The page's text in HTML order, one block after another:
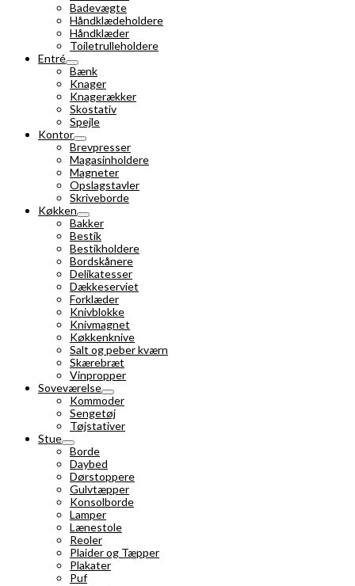
Badevægte
Håndklædeholdere
Håndklæder
Toiletrulleholdere
Entré
Bænk
Knager
Knagerækker
Skostativ
Spejle
Kontor
Brevpresser
Magasinholdere
Magneter
Opslagstavler
Skriveborde
Køkken
Bakker
Bestik
Bestikholdere
Bordskånere
Delikatesser
Dækkeserviet
Forklæder
Knivblokke
Knivmagnet
Køkkenknive
Salt og peber kværn
Skærebræt
Vinpropper
Soveværelse
Kommoder
Sengetøj
Tøjstativer
Stue
Borde
Daybed
Dørstoppere
Gulvtæpper
Konsolborde
Lamper
Lænestole
Reoler
Plaider og Tæpper
Plakater
Puf